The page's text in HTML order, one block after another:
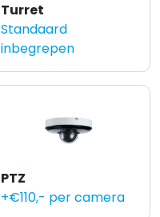
Turret
Standaard
inbegrepen
PTZ
+€110,- per camera